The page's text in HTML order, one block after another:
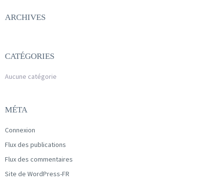
ARCHIVES
CATÉGORIES
Aucune catégorie
MÉTA
Connexion
Flux des publications
Flux des commentaires
Site de WordPress-FR